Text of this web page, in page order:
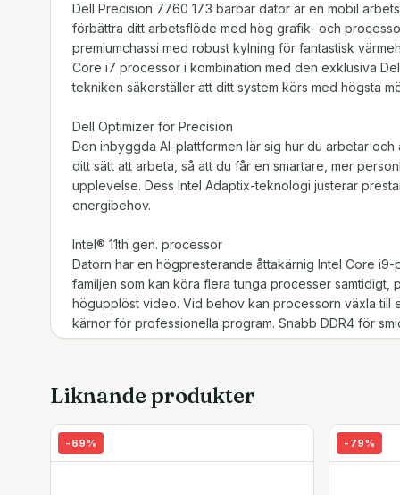
Dell Precision 7760 17.3 bärbar dator är en mobil
förbättra ditt arbetsflöde med hög grafik- och
premiumchassi med robust kylning för fantastisk
Core i7 processor i kombination med den exklusiva
tekniken säkerställer att ditt system körs med högsta
Dell Optimizer för Precision
Den inbyggda AI-plattformen lär sig hur du arbetar och
ditt sätt att arbeta, så att du får en smartare, mer
upplevelse. Dess Intel Adaptix-teknologi justerar
energibehov.
Intel® 11th gen. processor
Datorn har en högpresterande åttakärnig Intel Core
familjen som kan köra flera tunga processer samtidigt,
högupplöst video. Vid behov kan processorn växla till
kärnor för professionella program. Snabb DDR4 för
Processorn stödjer Intel vPro professionell
Med avancerad Nvidia Quadro RTX A4000-grafik,
kärnor, kan den bärbara datorn hantera mycket
programmeringsprojekt, strålspårningseffekter, VR-
arkitektoniska projekt och videoredigering. Kortet
Liknande produkter
- 69 % - 79 %